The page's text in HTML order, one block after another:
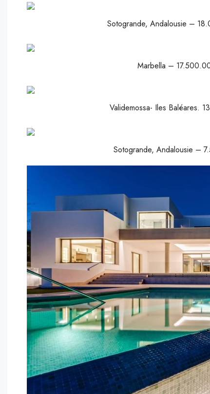
Sotogrande, Andalousie –
Marbella –
Validemossa- Iles Baléares.
Sotogrande, Andalousie –